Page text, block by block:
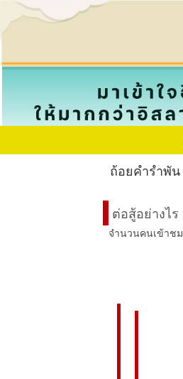
ถ้อยคำรำพัน
ต่อสู้อย่างไ
จำนวนคนเข้าช